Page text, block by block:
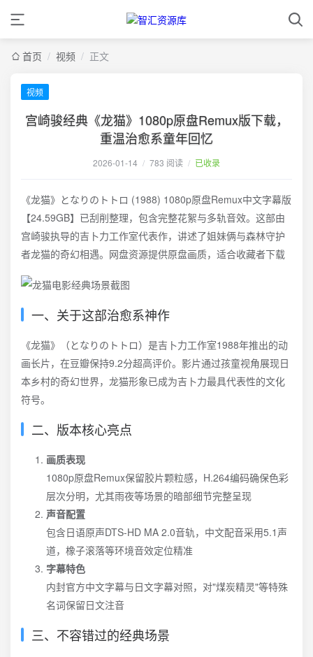
首页 / 视频 / 正文
视频
宫崎骏经典《龙猫》1080p原盘Remux版下载，
重温治愈系童年回忆
2026-01-14 / 783 阅读 / 已收录
《龙猫》となりのトトロ (1988) 1080p原盘Remux中文字幕版
【24.59GB】已刮削整理，包含完整花絮与多轨音效。这部由
宫崎骏执导的吉卜力工作室代表作，讲述了姐妹俩与森林守护
者龙猫的奇幻相遇。网盘资源提供原盘画质，适合收藏者下载
一、关于这部治愈系神作
《龙猫》（となりのトトロ）是吉卜力工作室1988年推出的动
画长片，在豆瓣保持9.2分超高评价。影片通过孩童视角展现日
本乡村的奇幻世界，龙猫形象已成为吉卜力最具代表性的文化
符号。
二、版本核心亮点
画质表现
1080p原盘Remux保留胶片颗粒感，H.264编码确保色彩
层次分明，尤其雨夜等场景的暗部细节完整呈现
声音配置
包含日语原声DTS-HD MA 2.0音轨，中文配音采用5.1声
道，橡子滚落等环境音效定位精准
字幕特色
内封官方中文字幕与日文字幕对照，对"煤炭精灵"等特殊
名词保留日文注音
三、不容错过的经典场景